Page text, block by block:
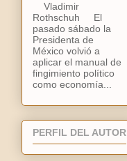
Vladimir
Rothschuh El
pasado sábado la
Presidenta de
México volvió a
aplicar el manual de
fingimiento político
como economía...
PERFIL DEL AUTOR